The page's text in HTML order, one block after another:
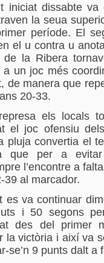
iniciat dissabte
la seua
període. El
el u contra u
de la Ribera
a un joc més
de manera que
20-33.
els locals
el joc ofensiu
pluja convertia el
que per a evitar
l’encontre a
39 al marcador.
es va continuar
i 50 segons
des del primer
la victòria i així va
se’n 9 punts dalt